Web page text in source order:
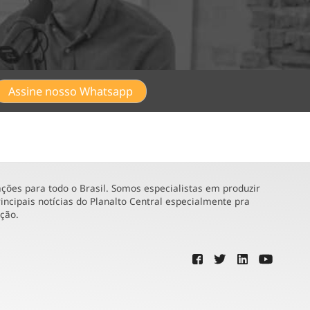
Assine nosso Whatsapp
para todo o Brasil. Somos especialistas em produzir
notícias do Planalto Central especialmente pra